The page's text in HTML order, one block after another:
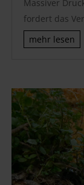
Massiver
fordert das
mehr lesen